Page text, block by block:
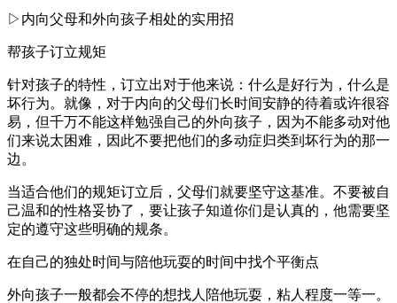
▷内向父母和外向孩子相处的实用招
帮孩子订立规矩
针对孩子的特性，订立出对于他来说：什么是好行为，什么是
坏行为。就像，对于内向的父母们长时间安静的待着或许很容
易，但千万不能这样勉强自己的外向孩子，因为不能多动对他
们来说太困难，因此不要把他们的多动症归类到坏行为的那一
边。
当适合他们的规矩订立后，父母们就要坚守这基准。不要被自
己温和的性格妥协了，要让孩子知道你们是认真的，他需要坚
定的遵守这些明确的规条。
在自己的独处时间与陪他玩耍的时间中找个平衡点
外向孩子一般都会不停的想找人陪他玩耍，粘人程度一等一。